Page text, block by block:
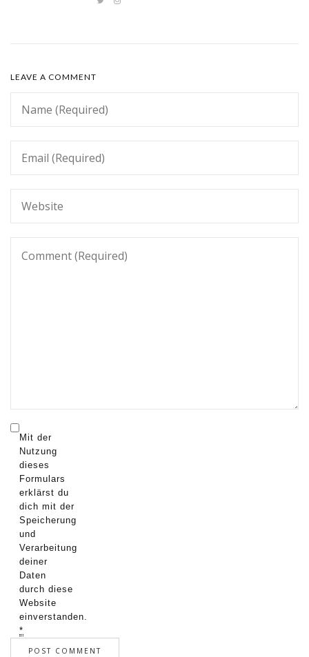
LEAVE A COMMENT
Mit der
Nutzung
dieses
Formulars
erklärst du
dich mit der
Speicherung
und
Verarbeitung
deiner
Daten
durch diese
Website
einverstanden.
*